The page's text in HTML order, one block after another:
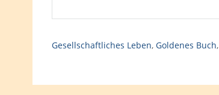
Gesellschaftliches Leben, Goldenes Buch,